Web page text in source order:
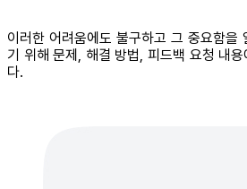
이러한 어려움에도 불구하고 그 중요함을
기 위해 문제, 해결 방법, 피드백 요청 내
다.